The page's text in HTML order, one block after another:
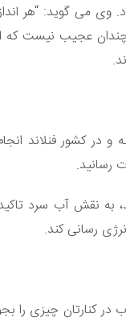
وی می گوید: “هر
عجیب نیست که
و در کشور
رسانید.
به نقش آب سرد
رسانی کند.
کنارتان چیزی را